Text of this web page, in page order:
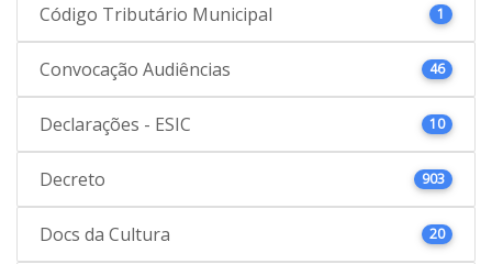
Código Tributário Municipal 1
Convocação Audiências 46
Declarações - ESIC 10
Decreto 903
Docs da Cultura 20